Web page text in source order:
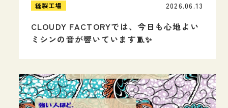
縫製工場
CLOUDY FACTORYでは、今日も心地よい
ミシンの音が響いています🧵✨
2026.06.13